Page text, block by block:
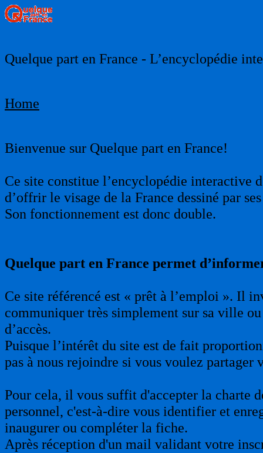
Quelque part en France - L’encyclopédie
Home
Bienvenue sur Quelque part en France!
Ce site constitue l’encyclopédie interactive
d’offrir le visage de la France dessiné par
Son fonctionnement est donc double.
Quelque part en France permet
Ce site référencé est « prêt à l’emploi ». Il
communiquer très simplement sur sa ville
d’accès.
Puisque l’intérêt du site est de fait
pas à nous rejoindre si vous voulez
Pour cela, il vous suffit d'accepter la charte
personnel, c'est-à-dire vous identifier et
inaugurer ou compléter la fiche.
Après réception d'un mail validant votre